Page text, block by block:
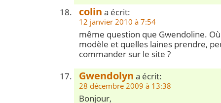
colin a écrit:
12 janvier 2010 à 7:54
même question que Gwendoline.
modèle et quelles laines prendre,
commander sur le site ?
Gwendolyn a écrit:
28 décembre 2009 à 13:38
Bonjour,